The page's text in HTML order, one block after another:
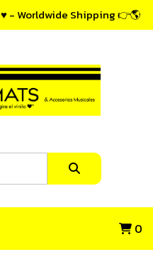
- Worldwide Shipping 👉🌎
0